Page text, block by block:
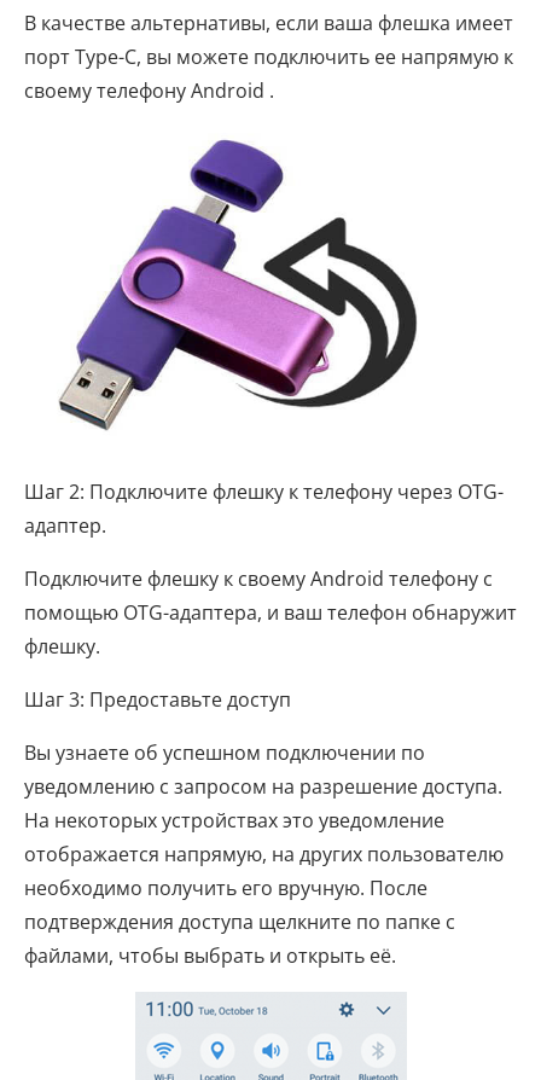
В качестве альтернативы, если ваша флешка имеет
порт Type-C, вы можете подключить ее напрямую к
своему телефону Android .
Шаг 2: Подключите флешку к телефону через OTG-
адаптер.
Подключите флешку к своему Android телефону с
помощью OTG-адаптера, и ваш телефон обнаружит
флешку.
Шаг 3: Предоставьте доступ
Вы узнаете об успешном подключении по
уведомлению с запросом на разрешение доступа.
На некоторых устройствах это уведомление
отображается напрямую, на других пользователю
необходимо получить его вручную. После
подтверждения доступа щелкните по папке с
файлами, чтобы выбрать и открыть её.